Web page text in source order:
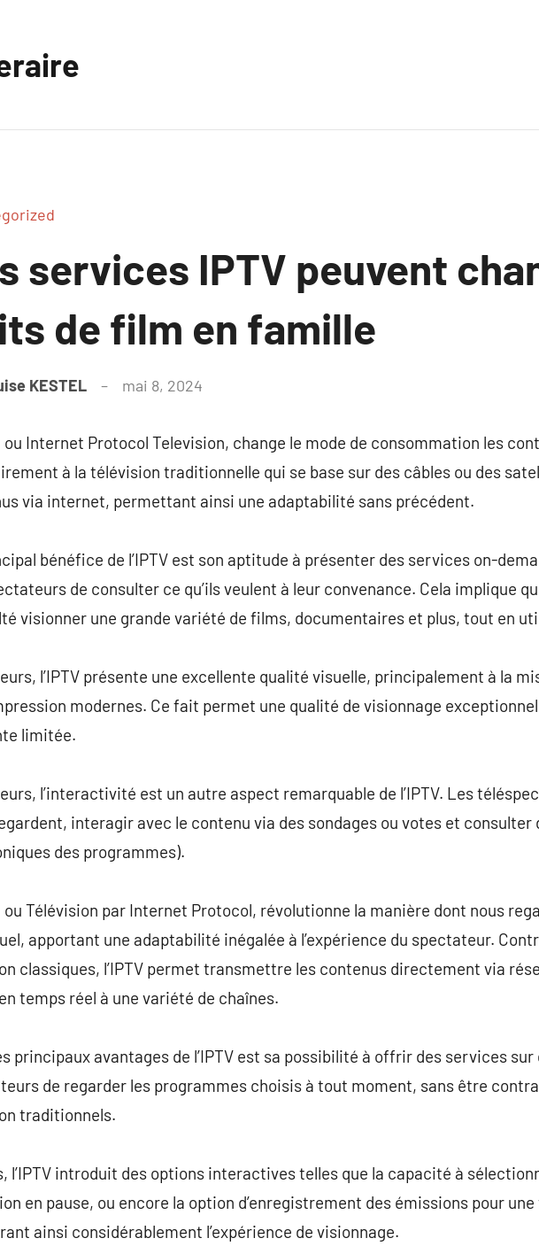
services IPTV peuvent
de film en famille
KESTEL mai 8, 2024
ou Internet Protocol Television, change le mode de consommation les
à la télévision traditionnelle qui se base sur des câbles ou des
via internet, permettant ainsi une adaptabilité sans précédent.
bénéfice de l’IPTV est son aptitude à présenter des services on-
de consulter ce qu’ils veulent à leur convenance. Cela implique
visionner une grande variété de films, documentaires et plus, tout en
l’IPTV présente une excellente qualité visuelle, principalement à la
modernes. Ce fait permet une qualité de visionnage
limitée.
l’interactivité est un autre aspect remarquable de l’IPTV. Les
interagir avec le contenu via des sondages ou votes et consulter
des programmes).
ou Télévision par Internet Protocol, révolutionne la manière dont nous
apportant une adaptabilité inégalée à l’expérience du spectateur.
classiques, l’IPTV permet transmettre les contenus directement via
temps réel à une variété de chaînes.
principaux avantages de l’IPTV est sa possibilité à offrir des services
de regarder les programmes choisis à tout moment, sans être
traditionnels.
l’IPTV introduit des options interactives telles que la capacité à
en pause, ou encore la option d’enregistrement des émissions pour
ainsi considérablement l’expérience de visionnage.